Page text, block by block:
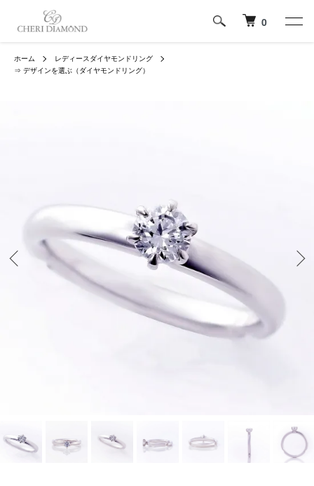
0
ホーム
レディースダイヤモンドリング
⇒ デザインを選ぶ（ダイヤモンドリング）